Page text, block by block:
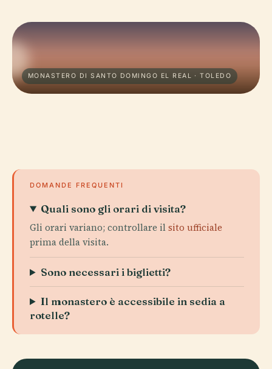
MONASTERO DI SANTO DOMINGO EL REAL · TOLEDO
DOMANDE FREQUENTI
Quali sono gli orari di visita?
Gli orari variano; controllare ilsito ufficiale
prima della visita.
Sono necessari i biglietti?
Il monastero è accessibile in sedia a
rotelle?